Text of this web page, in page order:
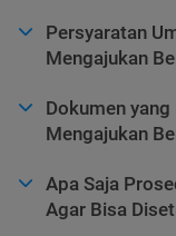
Persyaratan
Mengajukan
Dokumen
Mengajukan
Apa Saja
Agar Bisa